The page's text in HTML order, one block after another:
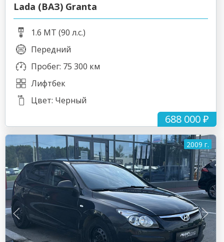
688 000 ₽
Lada (ВАЗ) Granta
1.6 MT (90 л.с.)
Передний
Пробег: 75 300 км
Лифтбек
Цвет: Черный
2009 г.